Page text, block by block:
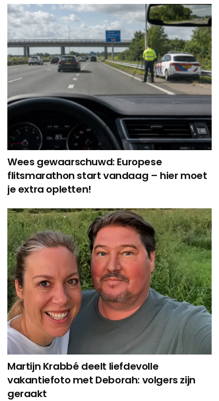
Wees gewaarschuwd: Europese
flitsmarathon start vandaag – hier moet
je extra opletten!
Martijn Krabbé deelt liefdevolle
vakantiefoto met Deborah: volgers zijn
geraakt